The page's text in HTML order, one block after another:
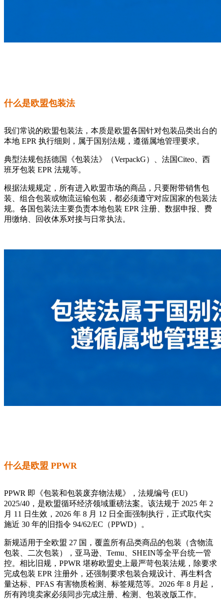
什么是欧盟包装法
我们常说的欧盟包装法，本质是欧盟各国针对包装品类出台的
本地 EPR 执行细则，属于国别法规，遵循属地管理要求。
典型法规包括德国《包装法》（VerpackG）、法国Citeo、西
班牙包装 EPR 法规等。
根据法规规定，所有进入欧盟市场的商品，只要附带销售包
装、组合包装或物流运输包装，都必须遵守对应国家的包装法
规。各国包装法主要负责本地包装 EPR 注册、数据申报、费
用缴纳、回收体系对接与日常执法。
什么是欧盟 PPWR
PPWR 即《包装和包装废弃物法规》，法规编号 (EU)
2025/40，是欧盟循环经济领域重磅法案。该法规于 2025 年 2
月 11 日生效，2026 年 8 月 12 日全面强制执行，正式取代实
施近 30 年的旧指令 94/62/EC（PPWD）。
新规适用于全欧盟 27 国，覆盖所有品类商品的包装（含物流
包装、二次包装），亚马逊、Temu、SHEIN等全平台统一管
控。相比旧规，PPWR 堪称欧盟史上最严苛包装法规，除要求
完成包装 EPR 注册外，还强制要求包装合规设计、再生料含
量达标、PFAS 有害物质检测、标签规范等。2026 年 8 月起，
所有跨境卖家必须同步完成注册、检测、包装改版工作。